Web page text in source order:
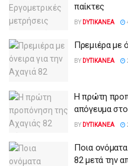
παίκτες
BY DYTIKANEA
Πρεμιέρα με
BY DYTIKANEA
Η πρώτη
απόγευμα
BY DYTIKANEA
Ποια ονόματα
82 μετά την